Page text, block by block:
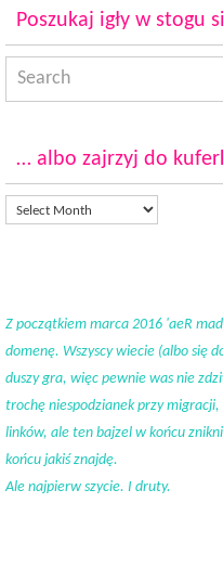
Poszukaj igły w stogu
… albo zajrzyj do
Z początkiem marca 2016 'aeR
domenę. Wszyscy wiecie (albo się
duszy gra, więc pewnie was nie
trochę niespodzianek przy migracji,
linków, ale ten bajzel w końcu
końcu jakiś znajdę.
Ale najpierw szycie. I druty.